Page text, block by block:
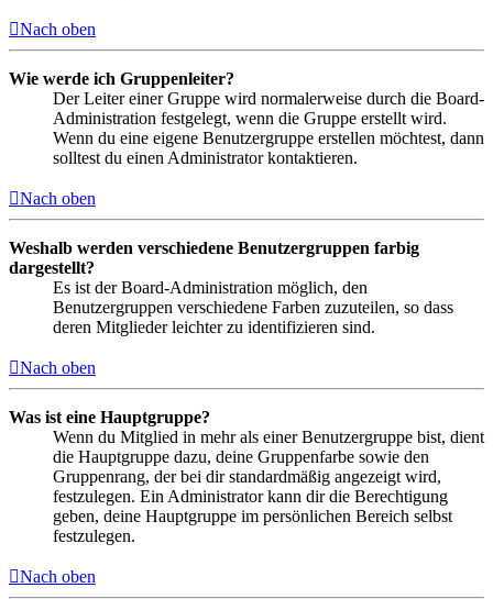
Nach oben
Wie werde ich Gruppenleiter?
Der Leiter einer Gruppe wird normalerweise durch die Board-
Administration festgelegt, wenn die Gruppe erstellt wird.
Wenn du eine eigene Benutzergruppe erstellen möchtest, dann
solltest du einen Administrator kontaktieren.
Nach oben
Weshalb werden verschiedene Benutzergruppen farbig
dargestellt?
Es ist der Board-Administration möglich, den
Benutzergruppen verschiedene Farben zuzuteilen, so dass
deren Mitglieder leichter zu identifizieren sind.
Nach oben
Was ist eine Hauptgruppe?
Wenn du Mitglied in mehr als einer Benutzergruppe bist, dient
die Hauptgruppe dazu, deine Gruppenfarbe sowie den
Gruppenrang, der bei dir standardmäßig angezeigt wird,
festzulegen. Ein Administrator kann dir die Berechtigung
geben, deine Hauptgruppe im persönlichen Bereich selbst
festzulegen.
Nach oben